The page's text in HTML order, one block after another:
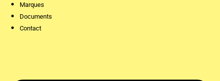
Marques
Documents
Contact